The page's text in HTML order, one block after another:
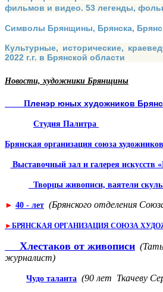
фильмов и видео. 53 легенды,
Символы Брянщины, Брянска,
Культурные, исторические,
2022 г.г. в Брянской области
Новости, художники Брянщины
Пленэр юных художников
Студия Палитра
Брянская организация союза
Выставочный зал и галерея искусств
Творцы живописи, ваятели
► 40 - лет (Брянского отделения
►БРЯНСКАЯ ОРГАНИЗАЦИЯ СОЮЗА
Хлестаков от живописи
журналист)
Чудо таланта (90 лет Ткачеву